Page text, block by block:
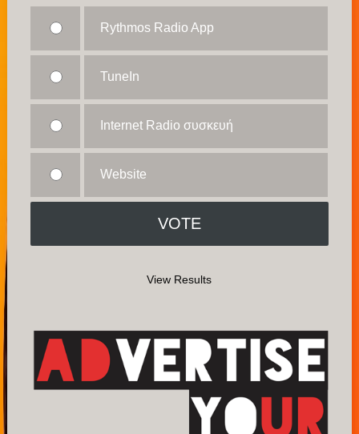
Rythmos Radio App
TuneIn
Internet Radio συσκευή
Website
View Results